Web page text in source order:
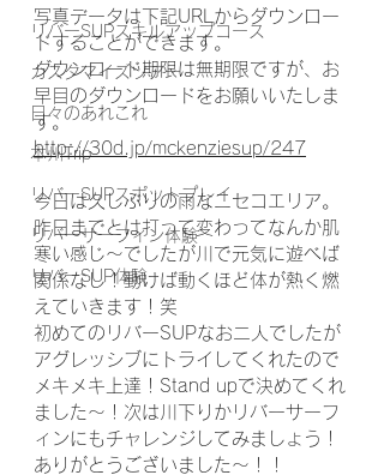
リバーSUPスキルアップコース
カスタマイズツアー
日々のあれこれ
本州Trip
リバーSUPスポットプレイ
リバーサーフィン体験
リバーSUP体験
写真データは下記URLからダウンロー
ドすることができます。
ダウンロード期限は無期限ですが、お
早目のダウンロードをお願いいたしま
す。
http://30d.jp/mckenziesup/247
今日は久しぶりの雨なニセコエリア。
昨日までとは打って変わってなんか肌
寒い感じ〜でしたが川で元気に遊べば
関係なし！動けば動くほど体が熱く燃
えていきます！笑
初めてのリバーSUPなお二人でしたが
アグレッシブにトライしてくれたので
メキメキ上達！Stand upで決めてくれ
ました〜！次は川下りかリバーサーフ
ィンにもチャレンジしてみましょう！
ありがとうございました〜！！